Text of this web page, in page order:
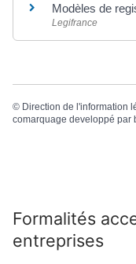
Modèles de
Legifrance
© Direction de l'information
comarquage developpé par
Formalités
entreprises